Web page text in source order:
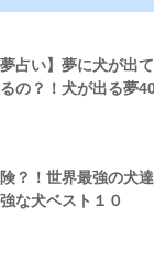
夢占い】夢に犬が出
の？！犬が出る夢
？！世界最強の犬
な犬ベスト１０